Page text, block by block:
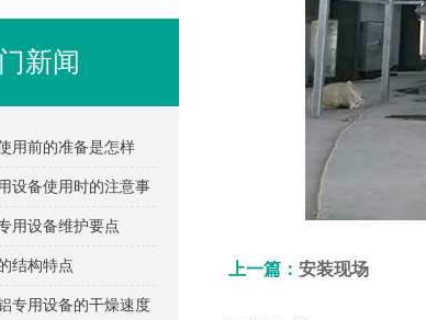
新闻
用前的准备是怎样
设备使用时的注意事
用设备维护要点
结构特点
专用设备的干燥速度
上一篇： 安装现场